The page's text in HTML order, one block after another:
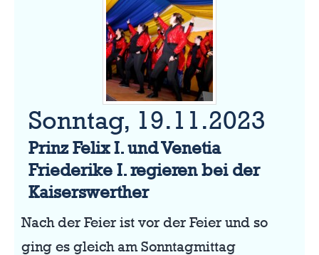
Sonntag, 19.11.2023
Prinz Felix I. und Venetia
Friederike I. regieren bei der
Kaiserswerther
Nach der Feier ist vor der Feier und so
ging es gleich am Sonntagmittag